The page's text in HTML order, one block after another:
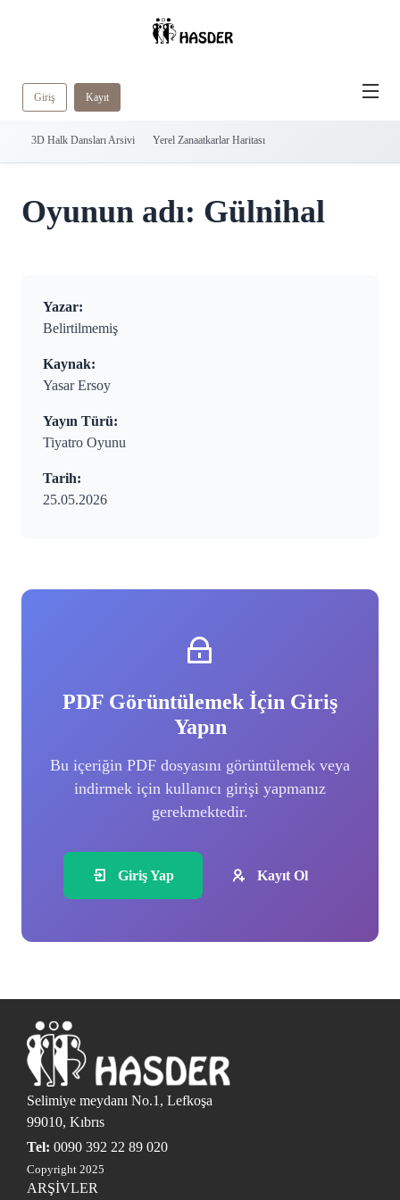
Giriş Kayıt
3D Halk Dansları Arsivi Yerel Zanaatkarlar Haritası
Oyunun adı: Gülnihal
Yazar:
Belirtilmemiş
Kaynak:
Yasar Ersoy
Yayın Türü:
Tiyatro Oyunu
Tarih:
25.05.2026
PDF Görüntülemek İçin Giriş
Yapın
Bu içeriğin PDF dosyasını görüntülemek veya
indirmek için kullanıcı girişi yapmanız
gerekmektedir.
Giriş Yap Kayıt Ol
Selimiye meydanı No.1, Lefkoşa
99010, Kıbrıs
Tel: 0090 392 22 89 020
Copyright 2025
ARŞİVLER